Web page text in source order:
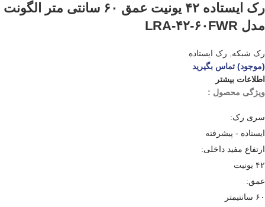
رک ایستاده ۴۲ یونیت عمق ۶۰ سانتی متر الگونت
مدل LRA-۴۲-۶۰FWR
رک شبکه
رک ایستاده
(موجود) تماس بگیرید
اطلاعات بیشتر
ویژگی محصول :
سری رک:
ایستاده - پیشرفته
ارتفاع مفید داخلی:
۴۲ یونیت
عمق:
۶۰ سانتیمتر